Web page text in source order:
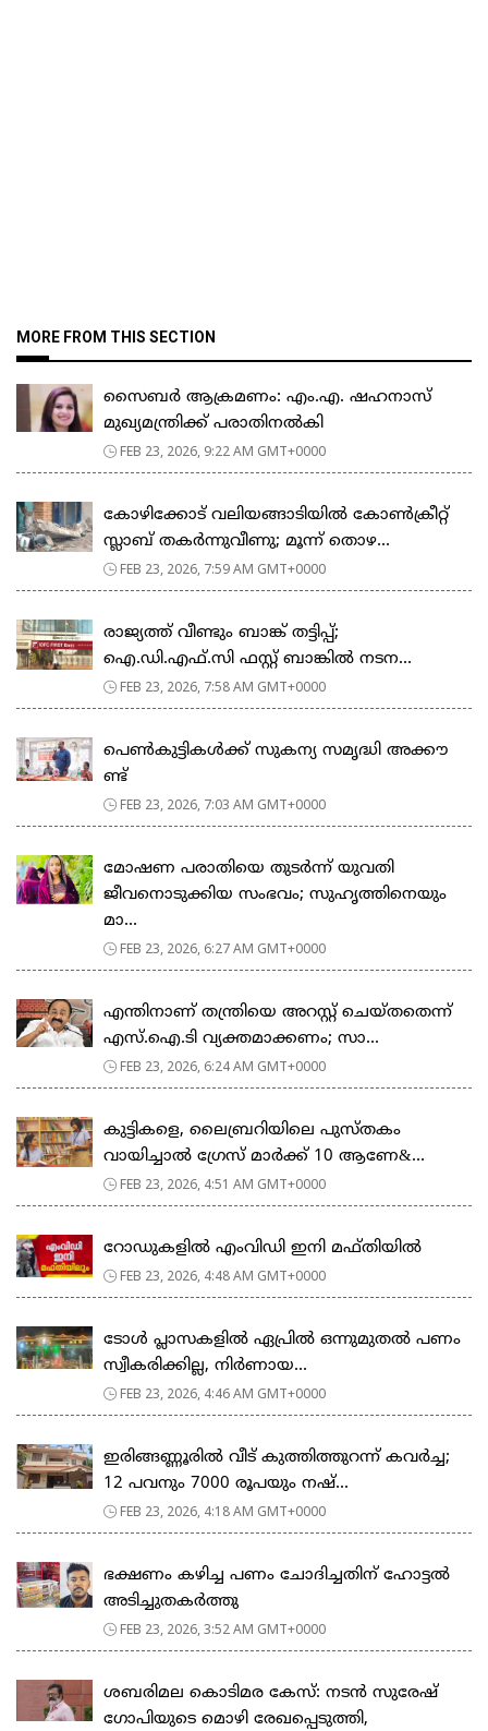
MORE FROM THIS SECTION
സൈബർ ആക്രമണം: എം.എ. ഷഹനാസ്
മുഖ്യമന്ത്രിക്ക് പരാതിനൽകി
FEB 23, 2026, 9:22 AM GMT+0000
കോഴിക്കോട് വലിയങ്ങാടിയിൽ കോൺക്രീറ്റ്
സ്ലാബ് തകർന്നുവീണു; മൂന്ന് തൊഴ...
FEB 23, 2026, 7:59 AM GMT+0000
രാജ്യത്ത് വീണ്ടും ബാങ്ക് തട്ടിപ്പ്;
ഐ.ഡി.എഫ്.സി ഫസ്റ്റ് ബാങ്കിൽ നടന...
FEB 23, 2026, 7:58 AM GMT+0000
പെ​ൺ​കു​ട്ടി​ക​ൾ​ക്ക് സു​ക​ന്യ സ​മൃ​ദ്ധി അ​ക്കൗ​
ണ്ട്
FEB 23, 2026, 7:03 AM GMT+0000
മോഷണ പരാതിയെ തുടര്‍ന്ന് യുവതി
ജീവനൊടുക്കിയ സംഭവം; സുഹൃത്തിനെയും
മാ...
FEB 23, 2026, 6:27 AM GMT+0000
എന്തിനാണ് തന്ത്രിയെ അറസ്റ്റ് ചെയ്തതെന്ന്
എസ്.ഐ.ടി വ്യക്തമാക്കണം; സാ...
FEB 23, 2026, 6:24 AM GMT+0000
കുട്ടികളെ, ലൈബ്രറിയിലെ പുസ്തകം
വായിച്ചാല്‍ ഗ്രേസ് മാര്‍ക്ക് 10 ആണേ&...
FEB 23, 2026, 4:51 AM GMT+0000
റോഡുകളില്‍ എംവിഡി ഇനി മഫ്തിയില്‍
FEB 23, 2026, 4:48 AM GMT+0000
ടോള്‍ പ്ലാസകളില്‍ ഏപ്രില്‍ ഒന്നുമുതല്‍ പണം
സ്വീകരിക്കില്ല, നിര്‍ണായ...
FEB 23, 2026, 4:46 AM GMT+0000
ഇരിങ്ങണ്ണൂരിൽ വീട് കുത്തിത്തുറന്ന് കവർച്ച;
12 പവനും 7000 രൂപയും നഷ്...
FEB 23, 2026, 4:18 AM GMT+0000
ഭക്ഷണം കഴിച്ച പണം ചോദിച്ചതിന് ഹോട്ടൽ
അടിച്ചുതകർത്തു
FEB 23, 2026, 3:52 AM GMT+0000
ശബരിമല കൊടിമര കേസ്: നടൻ സുരേഷ്
ഗോപിയുടെ മൊഴി രേഖപ്പെടുത്തി,